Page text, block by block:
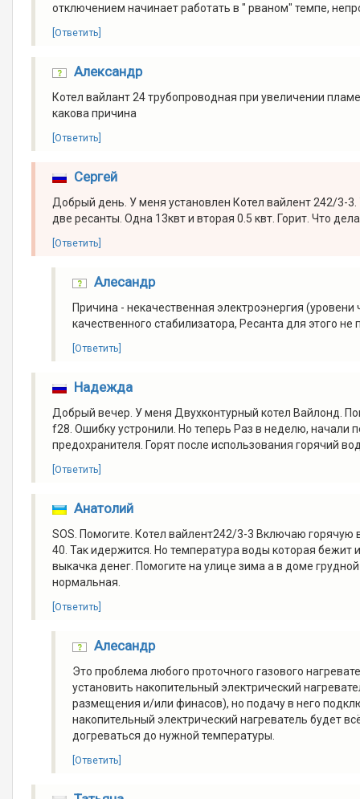
отключением начинает работать в " рваном" темпе,
[Ответить]
Александр
Котел вайлант 24 трубопроводная при увеличении
какова причина
[Ответить]
Сергей
Добрый день. У меня установлен Котел вайлент 242/3-
две ресанты. Одна 13квт и вторая 0.5 квт. Горит. Что
[Ответить]
Алесандр
Причина - некачественная электроэнергия
качественного стабилизатора, Ресанта для этого не
[Ответить]
Надежда
Добрый вечер. У меня Двухконтурный котел Вайлонд.
f28. Ошибку устронили. Но теперь Раз в неделю, начали
предохранителя. Горят после использования горячий
[Ответить]
Анатолий
SOS. Помогите. Котел вайлент242/3-3 Включаю
40. Так идержится. Но температура воды которая бежит
выкачка денег. Помогите на улице зима а в доме
нормальная.
[Ответить]
Алесандр
Это проблема любого проточного газового
установить накопительный электрический
размещения и/или финасов), но подачу в него
накопительный электрический нагреватель будет
догреваться до нужной температуры.
[Ответить]